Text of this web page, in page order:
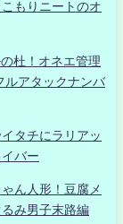
もりニートのオ
杜！オネエ管理
ルアタックナンバ
タチにラリアッ
バー
ん人形！豆腐メ
み男子末路編